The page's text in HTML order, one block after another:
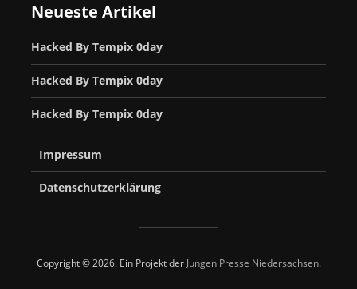
Neueste Artikel
Hacked By Tempix 0day
Hacked By Tempix 0day
Hacked By Tempix 0day
Impressum
Datenschutzerklärung
Copyright © 2026. Ein Projekt der Jungen Presse Niedersachsen.